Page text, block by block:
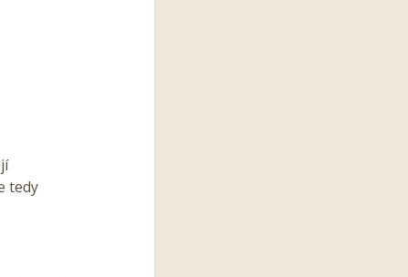
tedy